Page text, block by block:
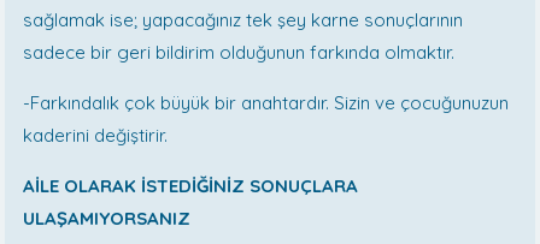
sağlamak ise; yapacağınız tek şey karne sonuçlarının
sadece bir geri bildirim olduğunun farkında olmaktır.
-Farkındalık çok büyük bir anahtardır. Sizin ve çocuğunuzun
kaderini değiştirir.
AİLE OLARAK İSTEDİĞİNİZ SONUÇLARA
ULAŞAMIYORSANIZ